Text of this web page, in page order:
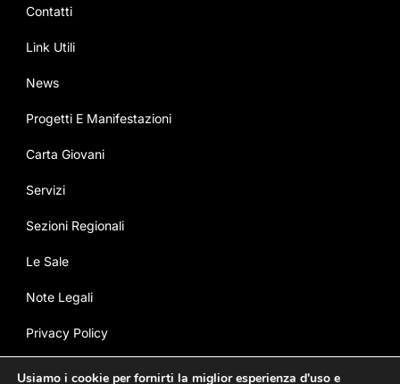
Contatti
Link Utili
News
Progetti E Manifestazioni
Carta Giovani
Servizi
Sezioni Regionali
Le Sale
Note Legali
Privacy Policy
Usiamo i cookie per fornirti la miglior esperienza d'uso e